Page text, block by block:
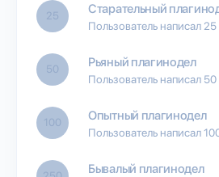
25 Старательный
Пользователь написал 25
50 Рьяный плагинодел
Пользователь написал 50
100 Опытный плагинодел
Пользователь написал
Бывалый плагинодел